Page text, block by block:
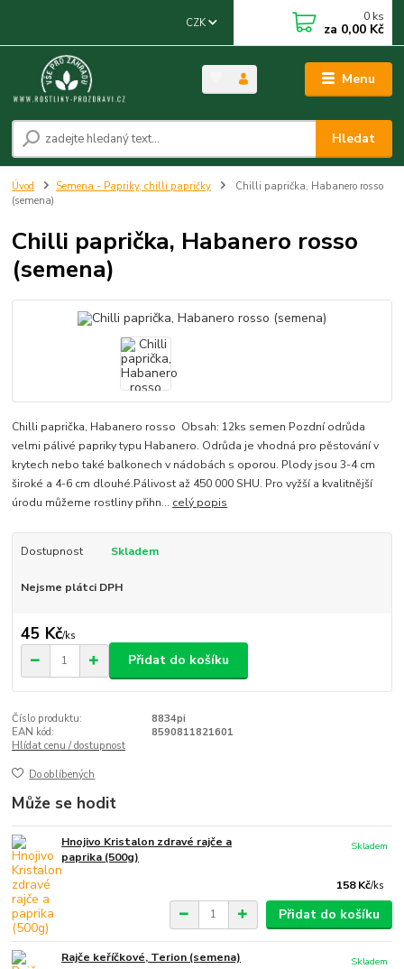
Menu
CZK
Hledat
0 ks
za 0,00 Kč
Úvod Semena - Papriky, chilli papričky
Chilli paprička, Habanero rosso
(semena)
Chilli paprička, Habanero rosso
(semena)
Chilli paprička, Habanero rosso Obsah: 12ks semen Pozdní odrůda
velmi pálivé papriky typu Habanero. Odrůda je vhodná pro pěstování v
krytech nebo také balkonech v nádobách s oporou. Plody jsou 3-4 cm
široké a 4-6 cm dlouhé.Pálivost až 450 000 SHU. Pro vyžší a kvalitnější
úrodu můžeme rostliny přihn... celý popis
Dostupnost Skladem
Nejsme plátci DPH
45 Kč/ks
Přidat do košíku
Číslo produktu:
8834pi
EAN kód:
8590811821601
Hlídat cenu / dostupnost
Do oblíbených
Může se hodit
Hnojivo Kristalon zdravé rajče a
paprika (500g)
158 Kč/ks
Skladem
Přidat do košíku
Rajče keříčkové, Terion (semena)
Skladem